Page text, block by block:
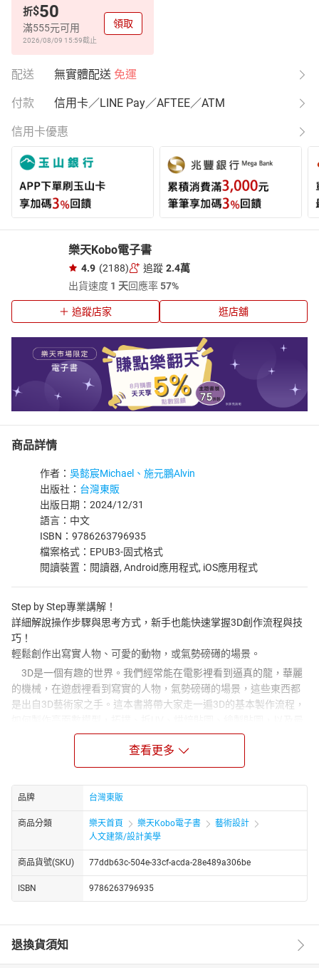
折$50
滿555元可用
2026/08/09 15:59截止
領取
配送 無實體配送 免運
付款 信用卡／LINE Pay／AFTEE／ATM
信用卡優惠
樂天Kobo電子書
4.9 (2188) 追蹤 2.4萬
出貨速度 1 天回應率57%
追蹤店家 逛店舖
商品詳情
作者： 吳懿宸Michael、施元鵬Alvin
出版社： 台灣東販
出版日期：2024/12/31
語言：中文
ISBN：9786263796935
檔案格式：EPUB3-固式格式
閱讀裝置：閱讀器, Android應用程式, iOS應用程式
Step by Step專業講解！
詳細解說操作步驟與思考方式，新手也能快速掌握3D創作流程與技
巧！
輕鬆創作出寫實人物、可愛的動物，或氣勢磅礡的場景。
3D是一個有趣的世界。我們經常能在電影裡看到逼真的龍，華麗
的機械，在遊戲裡看到寫實的人物，氣勢磅礡的場景，這些東西都
是出自3D藝術家之手。這本書將帶大家走一遍3D的基本製作流程，
後的渲染算圖、打光等，讓大家對3D流程有比較完整的概念，也希
望大家也能做出自己喜愛的3D藝術。
○解析3D創作常用ZBrush、Maya、Substance Painter等軟體基礎
操作，一看就懂。
○除了基礎操作技巧，step by step教你進階應用。
○公開作者多年經驗，貼心提醒，第一次使用軟體就上手，不用走
查看更多
品牌 台灣東販
商品分類 樂天首頁 樂天Kobo電子書
藝術設計
人文建築/設計美學
商品貨號(SKU) 77ddb63c-504e-33cf-acda-28e489a306be
ISBN 9786263796935
退換貨須知